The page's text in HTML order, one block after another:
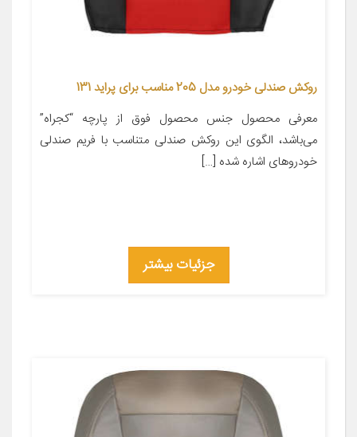
روکش صندلی خودرو مدل 205 مناسب برای پراید 131
معرفی محصول جنس محصول فوق از پارچه “کجراه”
می‌باشد، الگوی این روکش صندلی متناسب با فریم صندلی
خودروهای اشاره شده […]
جزئیات بیشتر